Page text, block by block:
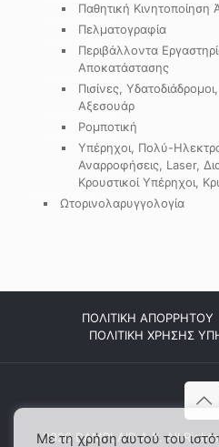
Παθητική
Πελματογραφία
Περιβάλλοντα
Αποκατάστασης
Πισίνες,
Αξεσουάρ
Ρομποτική
Υπέρηχοι, Πολύ-
Αναρροφήσεις, Laser,
Κρουστικοί Υπέρηχοι,
Ωτορινολαρυγγολογία
ΠΟΛΙΤΙΚΗ ΑΠΟΡΡΗΤΟΥ
ΠΟΛΙΤΙΚΗ ΧΡΗΣΗΣ
2026 DAMPLAID Α.Ε. All
Με τη χρήση αυτού του